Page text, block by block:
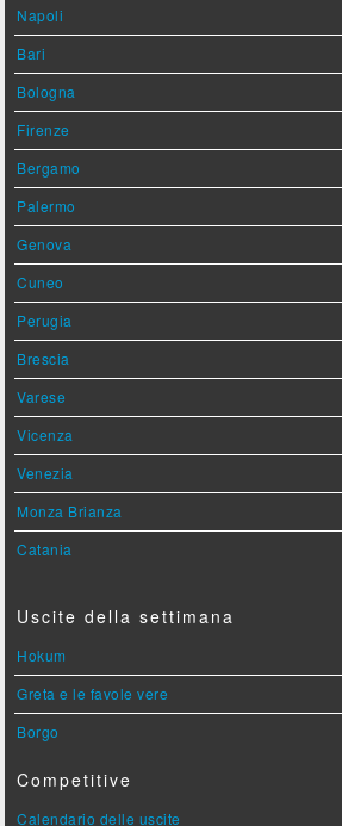
Napoli
Bari
Bologna
Firenze
Bergamo
Palermo
Genova
Cuneo
Perugia
Brescia
Varese
Vicenza
Venezia
Monza Brianza
Catania
Uscite della settimana
Hokum
Greta e le favole vere
Borgo
Competitive
Calendario delle uscite